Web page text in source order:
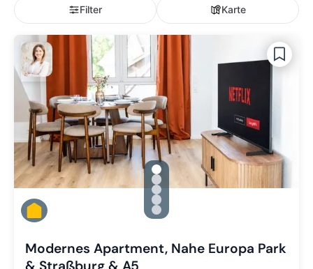
Filter Karte
gallery.slide_selector
Zu Slide 1 wechseln
Zu Slide 2 wechseln
Zu Slide 3 wechseln
Zu Slide 4 wechseln
Zu Slide 5 wechseln
Modernes Apartment, Nahe Europa Park